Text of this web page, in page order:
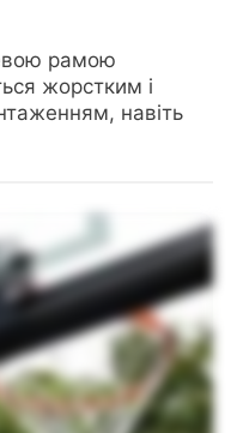
рамою
жорстким і
навіть